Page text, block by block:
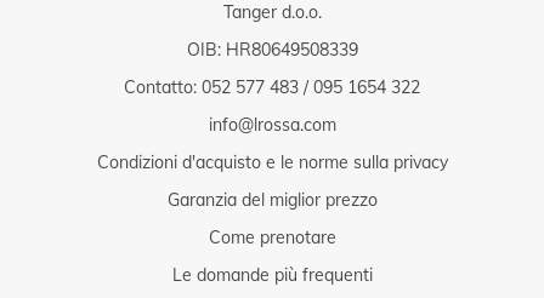
Tanger d.o.o.
OIB: HR80649508339
Contatto: 052 577 483 /095 1654 322
info@lrossa.com
Condizioni d'acquisto e le norme sulla privacy
Garanzia del miglior prezzo
Come prenotare
Le domande più frequenti